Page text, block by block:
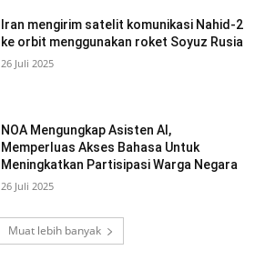
Iran mengirim satelit komunikasi Nahid-2
ke orbit menggunakan roket Soyuz Rusia
26 Juli 2025
NOA Mengungkap Asisten AI,
Memperluas Akses Bahasa Untuk
Meningkatkan Partisipasi Warga Negara
26 Juli 2025
Muat lebih banyak